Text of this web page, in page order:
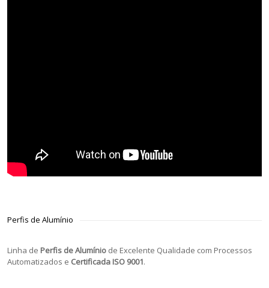
Perfis de Alumínio
Linha de Perfis de Alumínio de Excelente Qualidade com Processos
Automatizados e Certificada ISO 9001.